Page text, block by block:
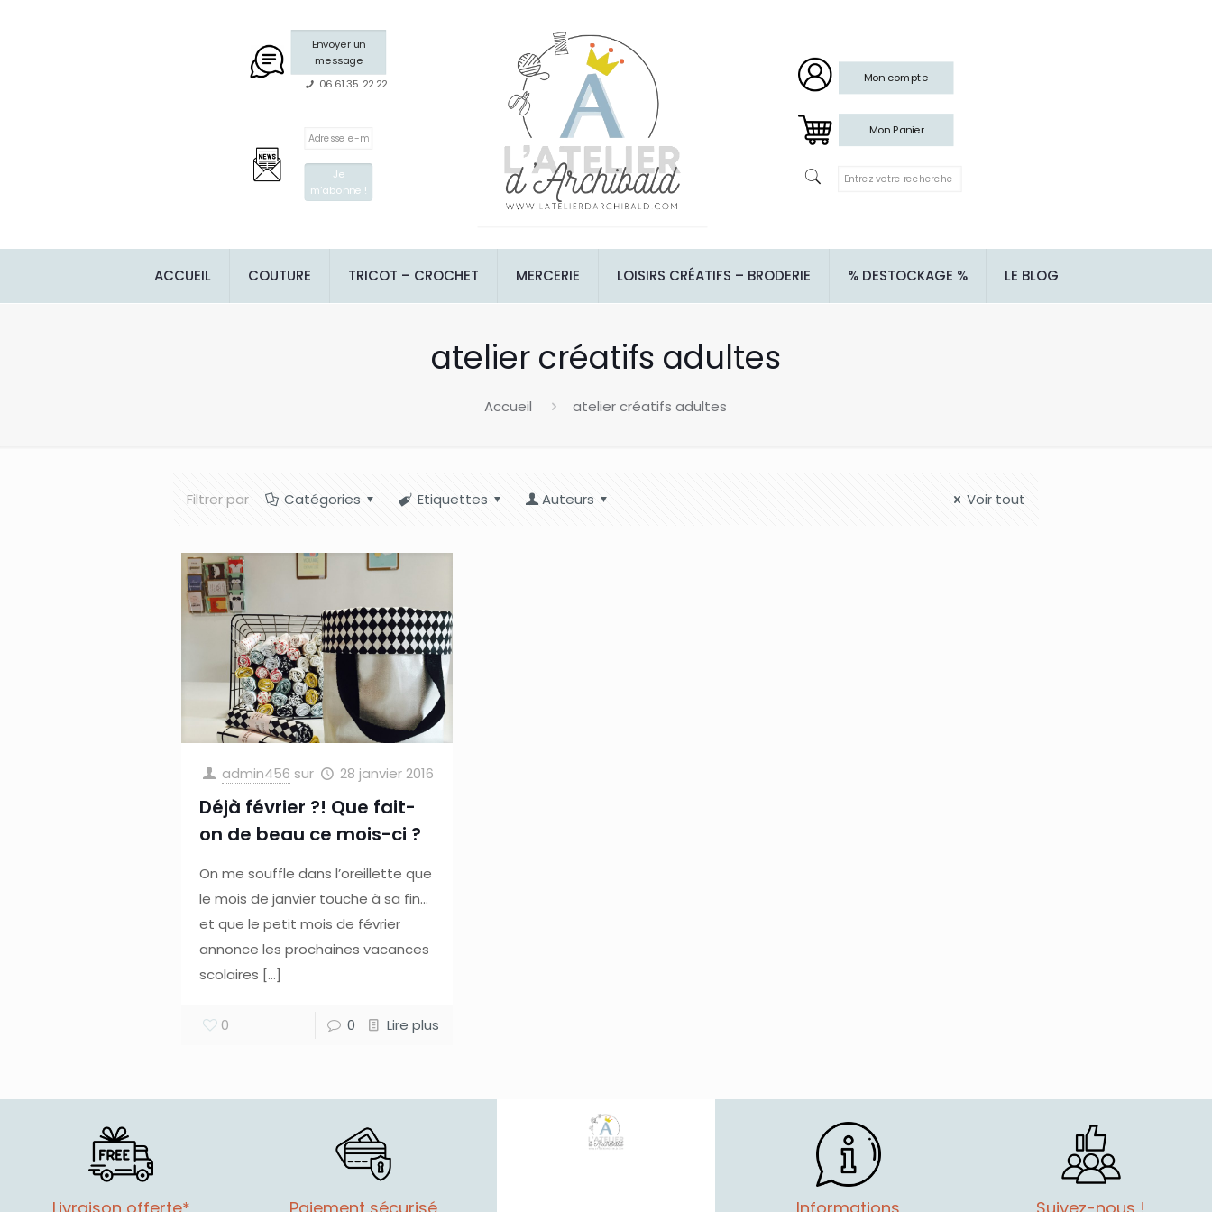
Envoyer un
message
06 61 35 22 22
Mon compte
Mon Panier
ACCUEIL COUTURE TRICOT – CROCHET MERCERIE LOISIRS CRÉATIFS – BRODERIE % DESTOCKAGE % LE BLOG
atelier créatifs adultes
Accueil atelier créatifs adultes
Filtrer par Catégories Etiquettes Auteurs Voir tout
admin456 sur 28 janvier 2016
Déjà février ?! Que fait-
on de beau ce mois-ci ?
On me souffle dans l’oreillette que
le mois de janvier touche à sa fin…
et que le petit mois de février
annonce les prochaines vacances
scolaires […]
0 0 Lire plus